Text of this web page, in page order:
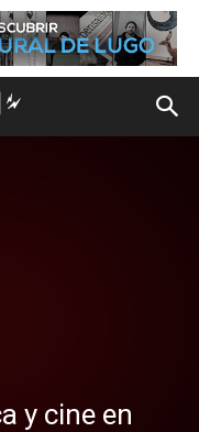
y cine en